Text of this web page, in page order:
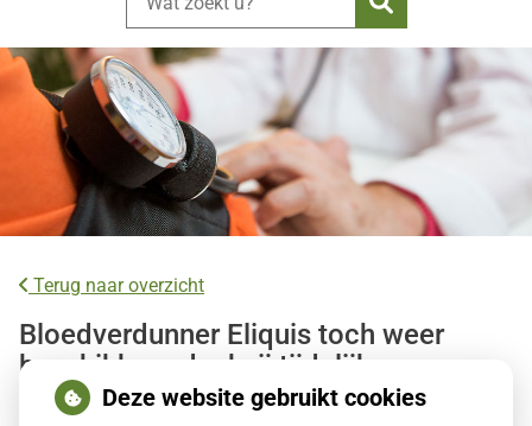
Zoeken
Terug naar overzicht
Bloedverdunner Eliquis toch weer
beschikbaar dankzij tijdelijke
afsprakenDeze website gebruikt cookies